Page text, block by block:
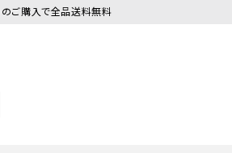
のご購入で全品送料無料